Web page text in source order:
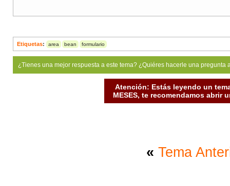
Etiquetas: area bean formulario
¿Tienes una mejor respuesta a este tema? ¿Quiéres hacerle una
Atención: Estás leyendo un
MESES, te recomendamos abrir
« Tema